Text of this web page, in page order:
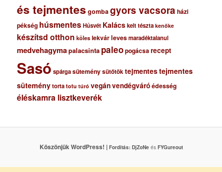
és tejmentes gombagyors vacsora házi
pékség húsmentesHúsvét Kalácskelt tészta kenőke
készítsd otthon köles lekvárlevesmaradéktalanul
medvehagymapalacsinta paleopogácsa recept
Sasó spárgasüteménysütőtöktejmentestejmentes
süteménytorta totu túró vegánvendégváróédesség
éléskamra lisztkeverék
Köszönjük WordPress! | Fordítás: DjZoNeés FYGureout